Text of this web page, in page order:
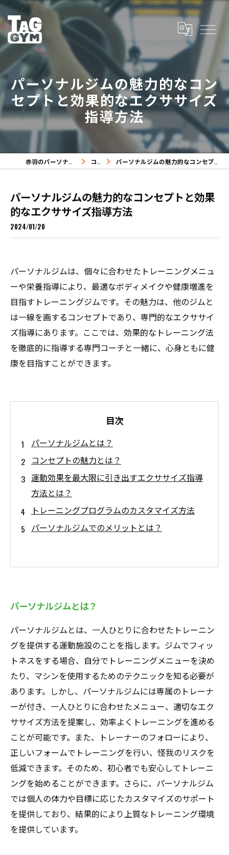
パーソナルジムの魅力的なコン
セプトと効果的なエクササイズ
指導方法
コラム パーソナルジムの魅力的なコンセプトと効果的なエクササイズ指導方法
パーソナルジムの魅力的なコンセプトと効果
的なエクササイズ指導方法
2024/01/20
パーソナルジムは、個々に合わせたトレーニングメニュ
ーや栄養指導により、最適なボディメイクや健康増進を
目指すトレーニングジムです。その魅力は、他のジムと
は一線を画するコンセプトであり、専門的なエクササイ
ズ指導にあります。ここでは、効果的なトレーニング法
を徹底的に指導する専門コーチと一緒に、心身ともに健
康を目指すことができます。
目次
パーソナルジムとは？
コンセプトの魅力とは？
運動効果を最大限に引き出すエクササイズ指導
方法とは？
トレーニングプログラムのカスタマイズ方法
パーソナルジムでのメリットとは？
パーソナルジムとは？
パーソナルジムとは、一人ひとりに合わせたトレーニン
グを提供する運動施設のことを指します。ジムでフィッ
トネスをする場合、自分でトレーニングメニューを決め
たり、マシンを使用するためのテクニックを知る必要が
あります。しかし、パーソナルジムには専属のトレーナ
ーが付き、一人ひとりに合わせたメニュー、適切なエク
ササイズ方法を提案し、効率よくトレーニングを進める
ことが可能です。また、トレーナーのフォローにより、
正しいフォームでトレーニングを行い、怪我のリスクを
低減できます。そのため、初心者でも安心してトレーニ
ングを始めることができます。さらに、パーソナルジム
では個人の体力や目標に応じたカスタマイズのサポート
を提供しており、結果的により上質なトレーニング環境
を提供しています。